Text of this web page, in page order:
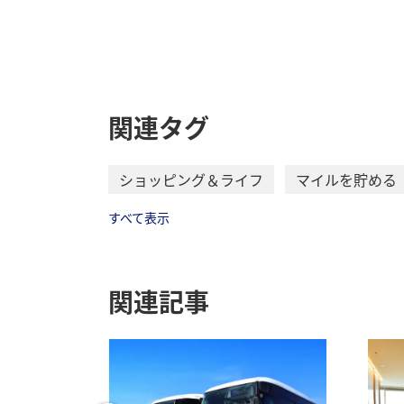
関連タグ
ショッピング＆ライフ マイルを貯める
すべて表示
関連記事